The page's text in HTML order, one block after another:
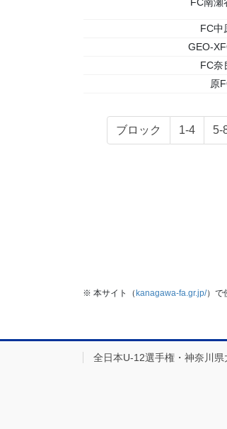
FC中
GEO-
FC奈
原
固
定
ブロック
固
定
1-4
固
定
5-
※ 本サイト（kanagawa-fa.gr.jp/）で
全日本U-12選手権・神奈川県